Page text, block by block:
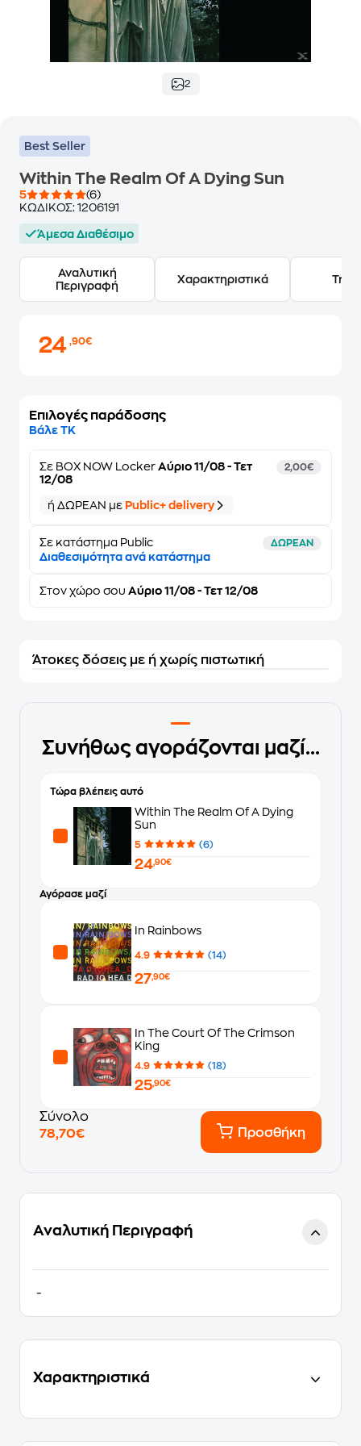
2
Best Seller
Within The Realm Of A Dying Sun
5
(6)
ΚΩΔΙΚΟΣ: 1206191
Άμεσα Διαθέσιμο
Αναλυτική
Περιγραφή
Χαρακτηριστικά
24,90€
Επιλογές παράδοσης
Βάλε ΤΚ
Σε BOX NOW Locker Αύριο 11/08 - Τετ
12/08
2,00€
ή ΔΩΡΕΑΝ με Public+ delivery
Σε κατάστημα Public ΔΩΡΕΑΝ
Διαθεσιμότητα ανά κατάστημα
Στον χώρο σου Αύριο 11/08 - Τετ 12/08
Άτοκες δόσεις με ή χωρίς πιστωτική
Συνήθως αγοράζονται μαζί...
Τώρα βλέπεις αυτό
Within The Realm Of A Dying
Sun
5 (6)
24,90€
Αγόρασε μαζί
In Rainbows
4.9 (14)
27,90€
In The Court Of The Crimson
King
4.9 (18)
25,90€
Σύνολο
78,70€
Προσθήκη
Αναλυτική Περιγραφή
-
Χαρακτηριστικά